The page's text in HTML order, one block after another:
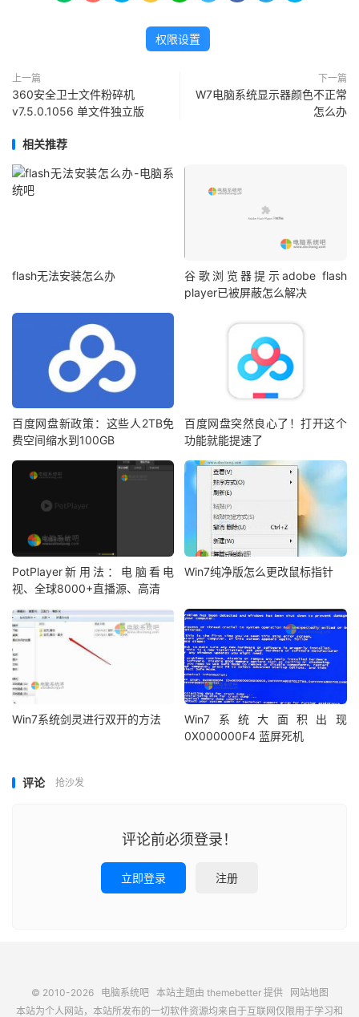
权限设置
上一篇
360安全卫士文件粉碎机
v7.5.0.1056 单文件独立版
下一篇
W7电脑系统显示器颜色不正常
怎么办
相关推荐
flash无法安装怎么办
谷歌浏览器提示adobe flash
player已被屏蔽怎么解决
百度网盘新政策：这些人2TB免
费空间缩水到100GB
百度网盘突然良心了！打开这个
功能就能提速了
PotPlayer新用法：电脑看电
视、全球8000+直播源、高清
Win7纯净版怎么更改鼠标指针
Win7系统剑灵进行双开的方法
Win7系统大面积出现
0X000000F4 蓝屏死机
评论 抢沙发
评论前必须登录！
立即登录 注册
© 2010-2026 电脑系统吧本站主题由 themebetter提供
网站地图
本站为个人网站，本站所发布的一切软件资源均来自于互联网仅限用于学习和